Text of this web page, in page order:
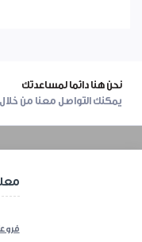
اليت شيف
نحن هنا دائما لمساعدتك
يمكنك التواصل معنا من خلال